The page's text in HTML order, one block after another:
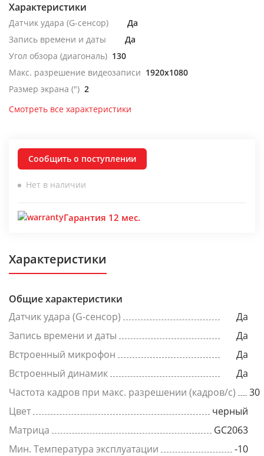
Характеристики
Датчик удара (G-сенсор)
Да
Запись времени и даты
Да
Угол обзора (диагональ) 130
Макс. разрешение видеозаписи 1920x1080
Размер экрана (") 2
Смотреть все характеристики
Сообщить о поступлении
Нет в наличии
Гарантия 12 мес.
Характеристики
Общие характеристики
Датчик удара (G-сенсор)
Да
Запись времени и даты
Да
Встроенный микрофон
Да
Встроенный динамик
Да
Частота кадров при макс. разрешении (кадров/с)
30
Цвет
черный
Матрица
GC2063
Мин. Температура эксплуатации
-10